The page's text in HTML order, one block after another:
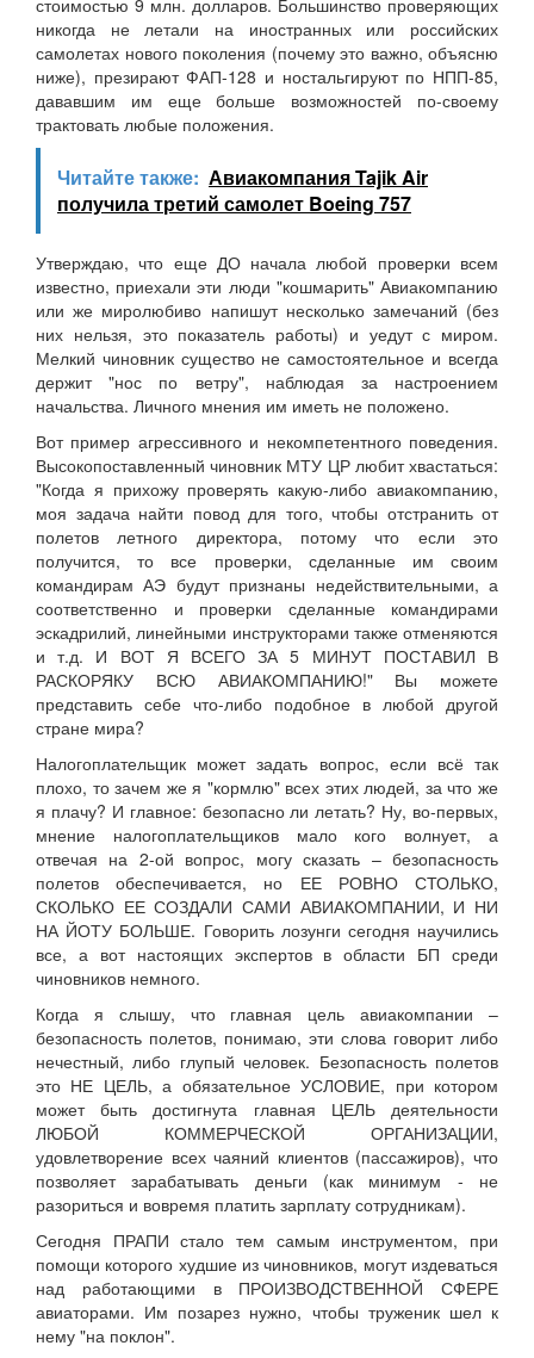
стоимостью 9 млн. долларов. Большинство проверяющих
никогда не летали на иностранных или российских
самолетах нового поколения (почему это важно, объясню
ниже), презирают ФАП-128 и ностальгируют по НПП-85,
дававшим им еще больше возможностей по-своему
трактовать любые положения.
Читайте также: Авиакомпания Tajik Air
получила третий самолет Boeing 757
Утверждаю, что еще ДО начала любой проверки всем
известно, приехали эти люди "кошмарить" Авиакомпанию
или же миролюбиво напишут несколько замечаний (без
них нельзя, это показатель работы) и уедут с миром.
Мелкий чиновник существо не самостоятельное и всегда
держит "нос по ветру", наблюдая за настроением
начальства. Личного мнения им иметь не положено.
Вот пример агрессивного и некомпетентного поведения.
Высокопоставленный чиновник МТУ ЦР любит хвастаться:
"Когда я прихожу проверять какую-либо авиакомпанию,
моя задача найти повод для того, чтобы отстранить от
полетов летного директора, потому что если это
получится, то все проверки, сделанные им своим
командирам АЭ будут признаны недействительными, а
соответственно и проверки сделанные командирами
эскадрилий, линейными инструкторами также отменяются
и т.д. И ВОТ Я ВСЕГО ЗА 5 МИНУТ ПОСТАВИЛ В
РАСКОРЯКУ ВСЮ АВИАКОМПАНИЮ!" Вы можете
представить себе что-либо подобное в любой другой
стране мира?
Налогоплательщик может задать вопрос, если всё так
плохо, то зачем же я "кормлю" всех этих людей, за что же
я плачу? И главное: безопасно ли летать? Ну, во-первых,
мнение налогоплательщиков мало кого волнует, а
отвечая на 2-ой вопрос, могу сказать – безопасность
полетов обеспечивается, но ЕЕ РОВНО СТОЛЬКО,
СКОЛЬКО ЕЕ СОЗДАЛИ САМИ АВИАКОМПАНИИ, И НИ
НА ЙОТУ БОЛЬШЕ. Говорить лозунги сегодня научились
все, а вот настоящих экспертов в области БП среди
чиновников немного.
Когда я слышу, что главная цель авиакомпании –
безопасность полетов, понимаю, эти слова говорит либо
нечестный, либо глупый человек. Безопасность полетов
это НЕ ЦЕЛЬ, а обязательное УСЛОВИЕ, при котором
может быть достигнута главная ЦЕЛЬ деятельности
ЛЮБОЙ КОММЕРЧЕСКОЙ ОРГАНИЗАЦИИ,
удовлетворение всех чаяний клиентов (пассажиров), что
позволяет зарабатывать деньги (как минимум - не
разориться и вовремя платить зарплату сотрудникам).
Сегодня ПРАПИ стало тем самым инструментом, при
помощи которого худшие из чиновников, могут издеваться
над работающими в ПРОИЗВОДСТВЕННОЙ СФЕРЕ
авиаторами. Им позарез нужно, чтобы труженик шел к
нему "на поклон".